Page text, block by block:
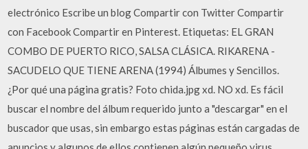
electrónico Escribe un blog Compartir con Twitter Compartir
con Facebook Compartir en Pinterest. Etiquetas: EL GRAN
COMBO DE PUERTO RICO, SALSA CLÁSICA. RIKARENA -
SACUDELO QUE TIENE ARENA (1994) Álbumes y Sencillos.
¿Por qué una página gratis? Foto chida.jpg xd. NO xd. Es fácil
buscar el nombre del álbum requerido junto a "descargar" en el
buscador que usas, sin embargo estas páginas están cargadas de